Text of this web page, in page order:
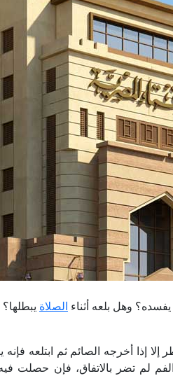
يفسده؟ وهل بلعه أثناء الصلاة يبطلها؟
إلا إذا أخرجه الصائم ثم ابتلعه
تضر بالاتفاق، فإن حصلت فيه